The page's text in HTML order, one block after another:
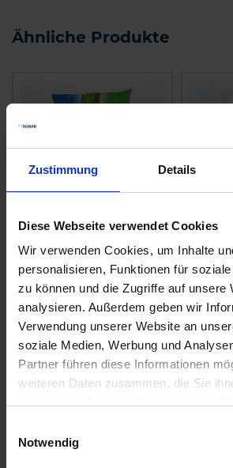
Zustimmung Details
Diese Webseite verwendet Cookies
Wir verwenden Cookies, um Inhalte
personalisieren, Funktionen für
zu können und die Zugriffe auf unsere
analysieren. Außerdem geben wir
Verwendung unserer Website an
soziale Medien, Werbung und
Partner führen diese Informationen
weiteren Daten zusammen, die Sie
Notwendig
Ähnliche Produkte
Viterra
Zwischenfrucht
Schnellgrün
3,49 € / kg
IN DEN
WARENKORB
DSV
2,97 €